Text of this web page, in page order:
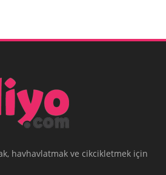
havhavlatmak ve cikcikletmek için